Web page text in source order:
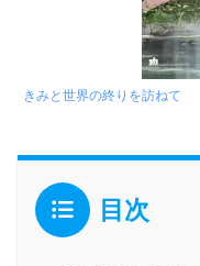
きみと世界の終りを訪ねて
目次